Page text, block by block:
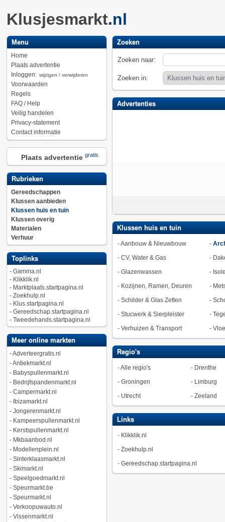
Klusjesmarkt.nl
Menu
Home
Plaats advertentie
Inloggen: wijzigen / verwijderen
Voorwaarden
Regels
FAQ / Help
Veilig handelen
Privacy-statement
Contact informatie
Plaats advertentie gratis
Rubrieken
Gereedschappen
Klussen aanbieden
Klussen huis en tuin
Klussen overig
Materialen
Verhuur
Toplinks
- Gamma.nl
- Klikklik.nl
- Marktplaats.startpagina.nl
- Zoekhulp.nl
- Klus.startpagina.nl
- Gereedschap.startpagina.nl
- Tweedehands.startpagina.nl
Meer online markten
-Adverteergratis.nl
-Antiekmarkt.nl
- Babyspullenmarkt.nl
- Bedrijfspandenmarkt.nl
- Campermarkt.nl
- Ibizamarkt.nl
- Jongerenmarkt.nl
- Kampeerspullenmarkt.nl
- Kerstspullenmarkt.nl
- Mkbaanbod.nl
- Modellenplein.nl
- Sinterklaasmarkt.nl
- Skimarkt.nl
- Speelgoedmarkt.nl
- Speurmarkt.be
- Speurmarkt.nl
- Verkoopuwauto.nl
- Vissenmarkt.nl
Zoeken
Zoeken naar:
Zoeken in:
Advertenties
Klussen huis en tuin
-Aanbouw & Nieuwbouw -
- CV, Water & Gas -
- Glazenwassen -
- Kozijnen, Ramen, Deuren -
- Schilder & Glas Zetten -
- Stucwerk & Sierpleister -
- Verhuizen & Transport -
Regio's
-Alle regio's - Drenthe
- Groningen - Limburg
- Utrecht - Zeeland
Links
- Klikklik.nl
- Zoekhulp.nl
- Gereedschap.startpagina.nl